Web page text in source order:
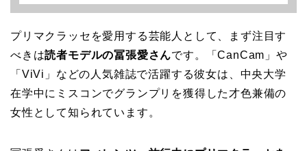
プリマクラッセを愛用する芸能人として、まず注目す
べきは読者モデルの冨張愛さんです。「CanCam」や
「ViVi」などの人気雑誌で活躍する彼女は、中央大学
在学中にミスコンでグランプリを獲得した才色兼備の
女性として知られています。